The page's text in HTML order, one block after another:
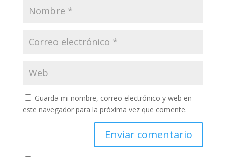
Guarda mi nombre, correo electrónico y web en
este navegador para la próxima vez que comente.